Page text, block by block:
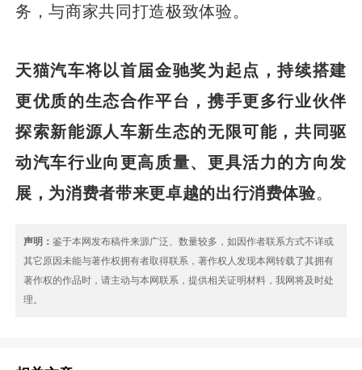
务，与商家共同打造极致体验。
天猫汽车将以首届金驰奖为起点，持续搭建
更优质的生态合作平台，携手更多行业伙伴
探索新能源人车新生态的无限可能，共同驱
动汽车行业向更高质量、更具活力的方向发
展，为消费者带来更卓越的出行消费体验。
声明：鉴于本网发布稿件来源广泛、数量较多，如因作者联系方式不详或
其它原因未能与著作权拥有者取得联系，著作权人发现本网转载了其拥有
著作权的作品时，请主动与本网联系，提供相关证明材料，我网将及时处
理。